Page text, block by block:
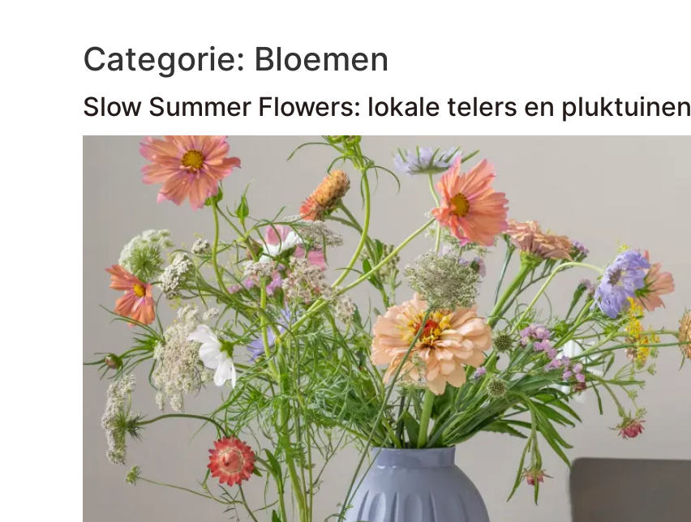
Categorie: Bloemen
Slow Summer Flowers: lokale telers en pluktuinen